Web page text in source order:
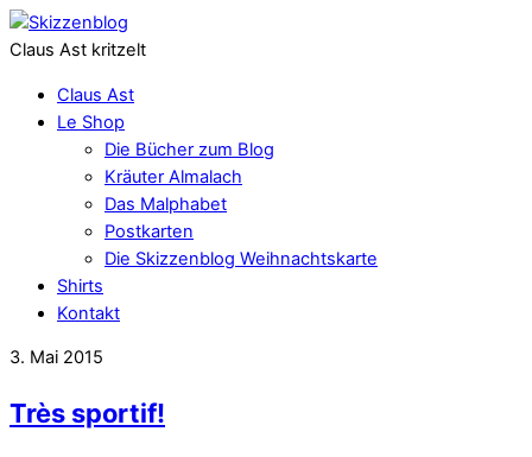
Claus Ast kritzelt
Claus Ast
Le Shop
Die Bücher zum Blog
Kräuter Almalach
Das Malphabet
Postkarten
Die Skizzenblog Weihnachtskarte
Shirts
Kontakt
3. Mai 2015
Très sportif!